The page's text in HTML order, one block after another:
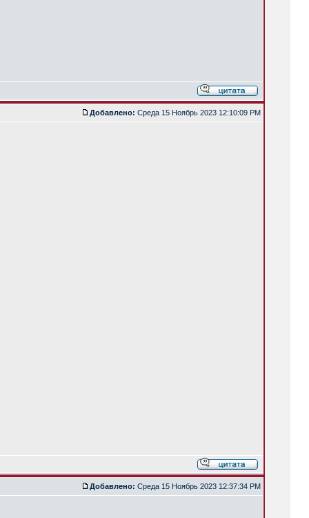
Добавлено: Среда 15 Ноябрь 2023 12:10:09 PM
Добавлено: Среда 15 Ноябрь 2023 12:37:34 PM